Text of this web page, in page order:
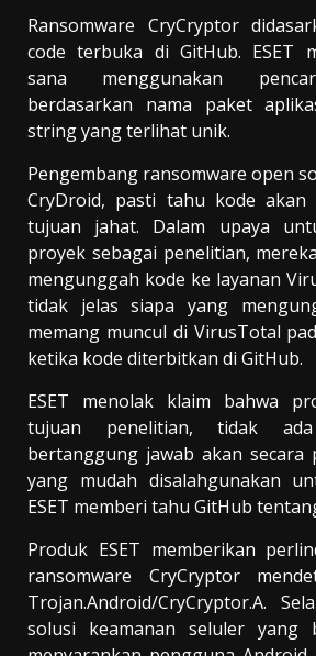
Ransomware CryCryptor
code terbuka di GitHub. ESET
sana menggunakan
berdasarkan nama paket
string yang terlihat unik.
Pengembang ransomware open
CryDroid, pasti tahu kode akan
tujuan jahat. Dalam upaya
proyek sebagai penelitian,
mengunggah kode ke layanan
tidak jelas siapa yang
memang muncul di VirusTotal
ketika kode diterbitkan di GitHub.
ESET menolak klaim bahwa
tujuan penelitian, tidak
bertanggung jawab akan secara
yang mudah disalahgunakan
ESET memberi tahu GitHub
Produk ESET memberikan
ransomware CryCryptor
Trojan.Android/CryCryptor.A.
solusi keamanan seluler yang